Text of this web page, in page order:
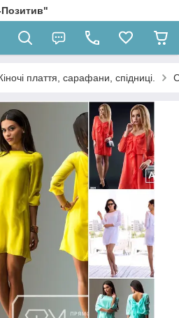
Позитив"
плаття, сарафани, спідниці.